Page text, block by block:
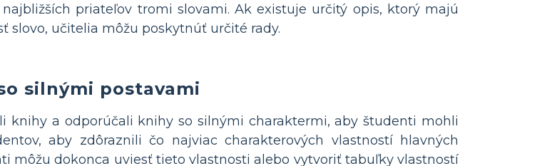
priateľov tromi slovami. Ak existuje určitý opis, ktorý majú
slovo, učitelia môžu poskytnúť určité rady.
silnými postavami
knihy a odporúčali knihy so silnými charaktermi, aby študenti mohli
aby zdôraznili čo najviac charakterových vlastností hlavných
môžu dokonca uviesť tieto vlastnosti alebo vytvoriť tabuľky vlastností